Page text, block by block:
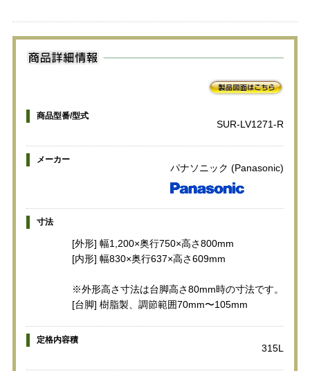
商品型番/型式
SUR-LV1271-R
メーカー
パナソニック (Panasonic)
寸法
[外形] 幅1,200×奥行750×高さ800mm
[内形] 幅830×奥行637×高さ609mm
※外形高さ寸法は台脚高さ80mm時の寸法です。
[台脚] 樹脂製、調節範囲70mm〜105mm
定格内容積
315L